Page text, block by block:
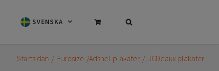
SVENSKA
Startsidan Eurosize-/Adshel-plakater JCDeaux plakater